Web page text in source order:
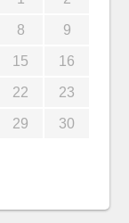
8 9
15 16
22 23
29 30